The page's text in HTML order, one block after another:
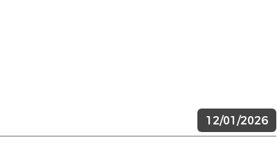
12/01/2026